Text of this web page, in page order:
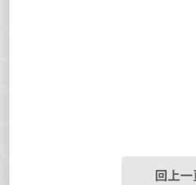
回上一